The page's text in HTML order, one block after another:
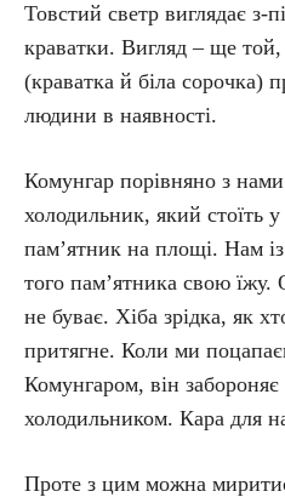
Товстий светр виглядає з-
краватки. Вигляд – ще той,
(краватка й біла сорочка)
людини в наявності.
Комунгар порівняно з
холодильник, який стоїть
пам’ятник на площі. Нам
того пам’ятника свою їжу.
не буває. Хіба зрідка, як
притягне. Коли ми
Комунгаром, він
холодильником. Кара для
Проте з цим можна